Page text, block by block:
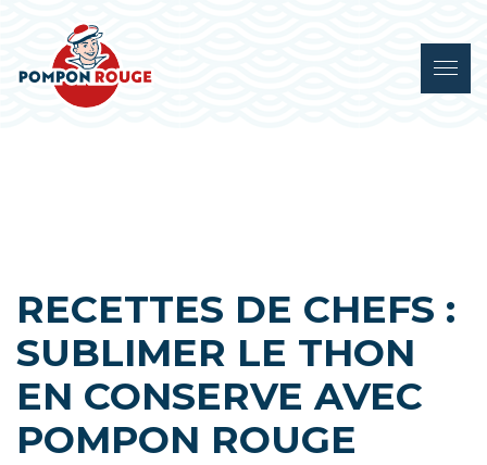
RECETTES DE CHEFS :
SUBLIMER LE THON
EN CONSERVE AVEC
POMPON ROUGE